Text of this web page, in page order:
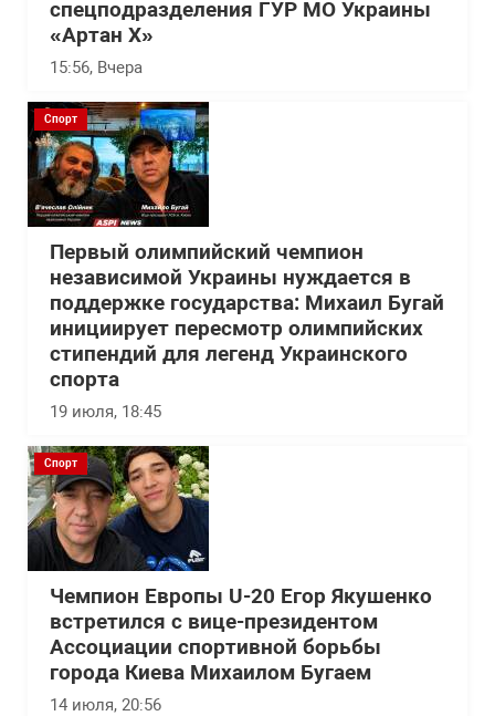
спецподразделения ГУР МО Украины
«Артан Х»
15:56, Вчера
Спорт
Первый олимпийский чемпион
независимой Украины нуждается в
поддержке государства: Михаил Бугай
инициирует пересмотр олимпийских
стипендий для легенд Украинского
спорта
19 июля, 18:45
Спорт
Чемпион Европы U-20 Егор Якушенко
встретился с вице-президентом
Ассоциации спортивной борьбы
города Киева Михаилом Бугаем
14 июля, 20:56